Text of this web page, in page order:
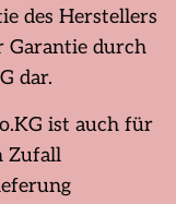
des Herstellers
Garantie durch
dar.
ist auch für
Zufall